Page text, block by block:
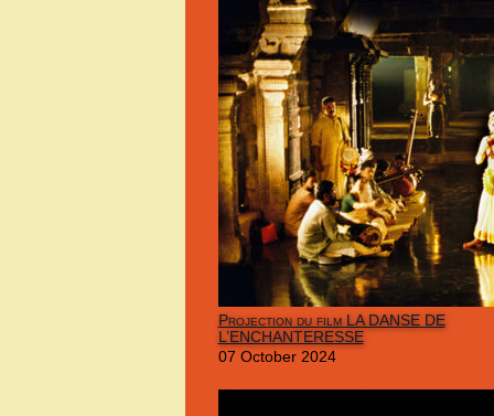
Projection du film LA DANSE DE
L’ENCHANTERESSE
07 October 2024